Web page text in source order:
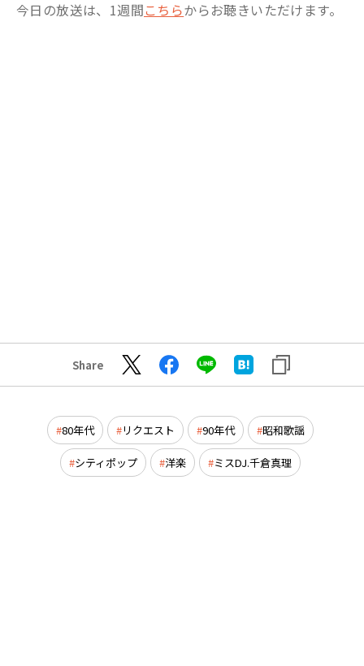
今日の放送は、1週間こちらからお聴きいただけます。
Share
80年代 リクエスト 90年代 昭和歌謡
シティポップ 洋楽 ミスDJ.千倉真理